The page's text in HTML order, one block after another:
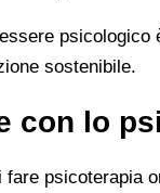
sostenibile.
con lo
fare psicoterapia